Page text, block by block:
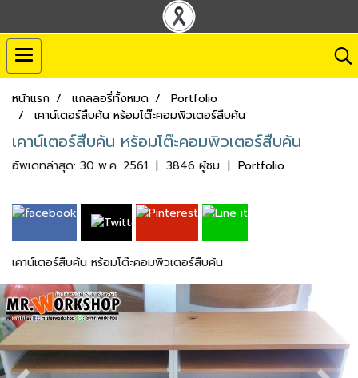
หน้าแรก แกลลอรี่ทั้งหมด
Portfolio
เคาน์เตอร์สืบค้น หร้อมโต๊ะคอมพิวเตอร์สืบค้น
เคาน์เตอร์สืบค้น หร้อมโต๊ะคอมพิวเตอร์สืบค้น
อัพเดทล่าสุด: 30 พ.ค. 2561 | 3846 ผู้ชม | Portfolio
เคาน์เตอร์สืบค้น หร้อมโต๊ะคอมพิวเตอร์สืบค้น